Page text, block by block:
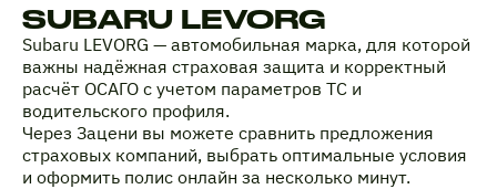
SUBARU LEVORG
Subaru LEVORG — автомобильная марка, для которой
важны надёжная страховая защита и корректный
расчёт ОСАГО с учетом параметров ТС и
водительского профиля.
Через Зацени вы можете сравнить предложения
страховых компаний, выбрать оптимальные условия
и оформить полис онлайн за несколько минут.